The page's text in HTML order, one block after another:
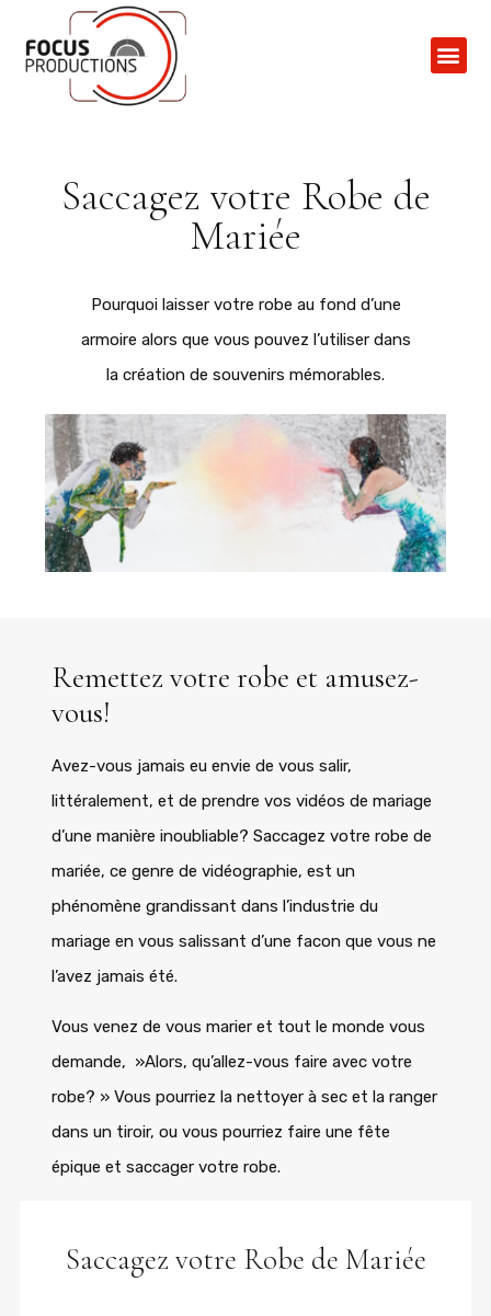
Saccagez votre Robe de
Mariée
Pourquoi laisser votre robe au fond d’une
armoire alors que vous pouvez l’utiliser dans
la création de souvenirs mémorables.
Remettez votre robe et amusez-
vous!
Avez-vous jamais eu envie de vous salir,
littéralement, et de prendre vos vidéos de mariage
d’une manière inoubliable? Saccagez votre robe de
mariée, ce genre de vidéographie, est un
phénomène grandissant dans l’industrie du
mariage en vous salissant d’une facon que vous ne
l’avez jamais été.
Vous venez de vous marier et tout le monde vous
demande, »Alors, qu’allez-vous faire avec votre
robe? » Vous pourriez la nettoyer à sec et la ranger
dans un tiroir, ou vous pourriez faire une fête
épique et saccager votre robe.
Saccagez votre Robe de Mariée